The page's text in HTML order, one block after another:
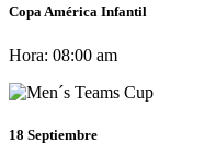
Copa América Infantil
Hora: 08:00 am
18 Septiembre